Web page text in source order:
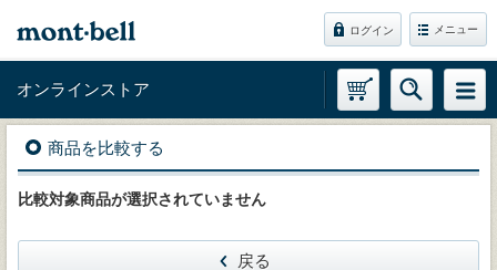
ログイン メニュー
オンラインストア
商品を比較する
比較対象商品が選択されていません
戻る